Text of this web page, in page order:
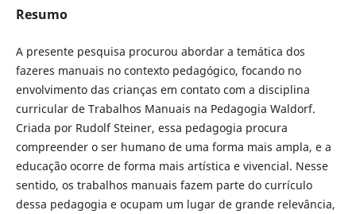
Resumo
A presente pesquisa procurou abordar a temática dos
fazeres manuais no contexto pedagógico, focando no
envolvimento das crianças em contato com a disciplina
curricular de Trabalhos Manuais na Pedagogia Waldorf.
Criada por Rudolf Steiner, essa pedagogia procura
compreender o ser humano de uma forma mais ampla, e a
educação ocorre de forma mais artística e vivencial. Nesse
sentido, os trabalhos manuais fazem parte do currículo
dessa pedagogia e ocupam um lugar de grande relevância,